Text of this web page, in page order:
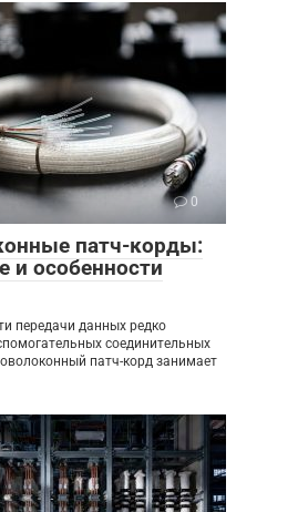
0
патч-корды:
и особенности
передачи данных редко
соединительных
патч-корд занимает